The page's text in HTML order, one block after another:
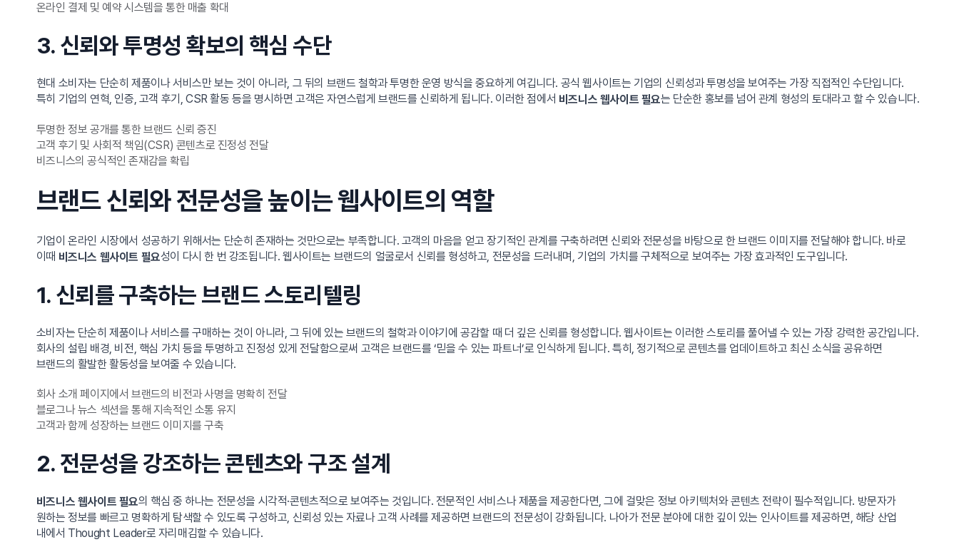
온라인 결제 및 예약 시스템을 통한 매출 확대
3. 신뢰와 투명성 확보의 핵심 수단
현대 소비자는 단순히 제품이나 서비스만 보는 것이 아니라, 그 뒤의 브랜드 철학과 투명한 운영 방식을 중요하게 여깁니다. 공식 웹사이트는 기업의 신뢰성과 투명성을 보여주는 가장 직접적인 수단입니다.
특히 기업의 연혁, 인증, 고객 후기, CSR 활동 등을 명시하면 고객은 자연스럽게 브랜드를 신뢰하게 됩니다. 이러한 점에서 비즈니스 웹사이트 필요는 단순한 홍보를 넘어 관계 형성의 토대라고 할 수 있습니다.
투명한 정보 공개를 통한 브랜드 신뢰 증진
고객 후기 및 사회적 책임(CSR) 콘텐츠로 진정성 전달
비즈니스의 공식적인 존재감을 확립
브랜드 신뢰와 전문성을 높이는 웹사이트의 역할
기업이 온라인 시장에서 성공하기 위해서는 단순히 존재하는 것만으로는 부족합니다. 고객의 마음을 얻고 장기적인 관계를 구축하려면 신뢰와 전문성을 바탕으로 한 브랜드 이미지를 전달해야 합니다. 바로
이때 비즈니스 웹사이트 필요성이 다시 한 번 강조됩니다. 웹사이트는 브랜드의 얼굴로서 신뢰를 형성하고, 전문성을 드러내며, 기업의 가치를 구체적으로 보여주는 가장 효과적인 도구입니다.
1. 신뢰를 구축하는 브랜드 스토리텔링
소비자는 단순히 제품이나 서비스를 구매하는 것이 아니라, 그 뒤에 있는 브랜드의 철학과 이야기에 공감할 때 더 깊은 신뢰를 형성합니다. 웹사이트는 이러한 스토리를 풀어낼 수 있는 가장 강력한 공간입니다.
회사의 설립 배경, 비전, 핵심 가치 등을 투명하고 진정성 있게 전달함으로써 고객은 브랜드를 ‘믿을 수 있는 파트너’로 인식하게 됩니다. 특히, 정기적으로 콘텐츠를 업데이트하고 최신 소식을 공유하면
브랜드의 활발한 활동성을 보여줄 수 있습니다.
회사 소개 페이지에서 브랜드의 비전과 사명을 명확히 전달
블로그나 뉴스 섹션을 통해 지속적인 소통 유지
고객과 함께 성장하는 브랜드 이미지를 구축
2. 전문성을 강조하는 콘텐츠와 구조 설계
비즈니스 웹사이트 필요의 핵심 중 하나는 전문성을 시각적·콘텐츠적으로 보여주는 것입니다. 전문적인 서비스나 제품을 제공한다면, 그에 걸맞은 정보 아키텍처와 콘텐츠 전략이 필수적입니다. 방문자가
원하는 정보를 빠르고 명확하게 탐색할 수 있도록 구성하고, 신뢰성 있는 자료나 고객 사례를 제공하면 브랜드의 전문성이 강화됩니다. 나아가 전문 분야에 대한 깊이 있는 인사이트를 제공하면, 해당 산업
내에서 Thought Leader로 자리매김할 수 있습니다.